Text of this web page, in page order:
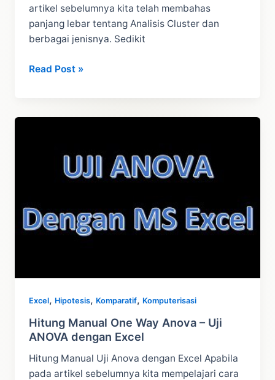
artikel sebelumnya kita telah membahas
panjang lebar tentang Analisis Cluster dan
berbagai jenisnya. Sedikit
Tutorial
Read Post »
Excel, Hipotesis, Komparatif, Komputerisasi
Hitung Manual One Way Anova – Uji
ANOVA dengan Excel
Hitung Manual Uji Anova dengan Excel Apabila
pada artikel sebelumnya kita mempelajari cara